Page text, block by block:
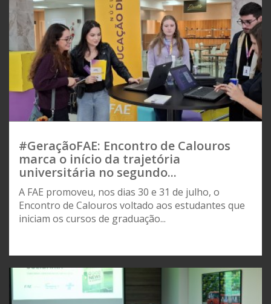
#GeraçãoFAE: Encontro de Calouros
marca o início da trajetória
universitária no segundo...
A FAE promoveu, nos dias 30 e 31 de julho, o
Encontro de Calouros voltado aos estudantes que
iniciam os cursos de graduação...